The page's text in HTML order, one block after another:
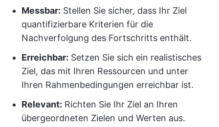
Messbar: Stellen Sie sicher, dass Ihr Ziel
quantifizierbare Kriterien für die
Nachverfolgung des Fortschritts enthält.
Erreichbar: Setzen Sie sich ein realistisches
Ziel, das mit Ihren Ressourcen und unter
Ihren Rahmenbedingungen erreichbar ist.
Relevant: Richten Sie Ihr Ziel an Ihren
übergeordneten Zielen und Werten aus.